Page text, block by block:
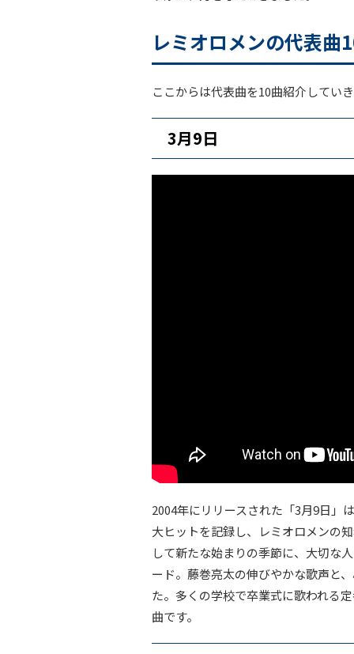
レミオロメンの代表曲
ここからは代表曲を10曲紹介してい
3月9日
2004年にリリースされた「3月9日」
大ヒットを記録し、レミオロメンの
して新たな始まりの季節に、大切な
ード。藤巻亮太の伸びやかな歌声と
た。多くの学校で卒業式に歌われる
曲です。